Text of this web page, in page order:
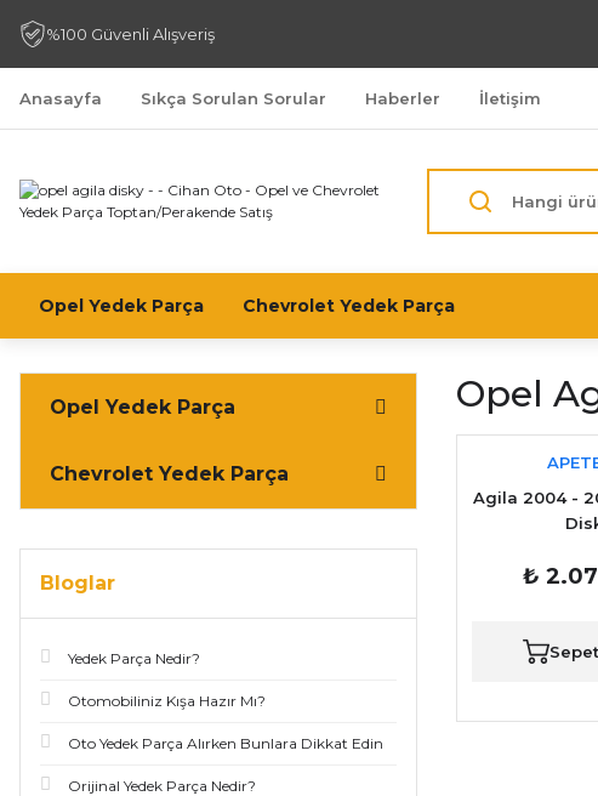
%100 Güvenli Alışveriş
Anasayfa Sıkça Sorulan Sorular Haberler İletişim
Opel Yedek Parça Chevrolet Yedek Parça
Opel Yedek Parça
Chevrolet Yedek Parça
Bloglar
Yedek Parça Nedir?
Otomobiliniz Kışa Hazır Mı?
Oto Yedek Parça Alırken Bunlara Dikkat Edin
Orijinal Yedek Parça Nedir?
Opel
Agila 2004 -
₺